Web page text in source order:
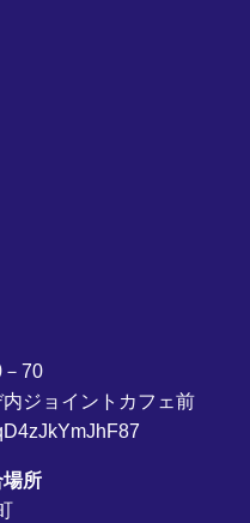
70
ジョイントカフェ前
所